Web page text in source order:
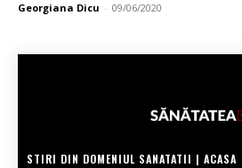
Georgiana Dicu - 09/06/2020
STIRI DIN DOMENIUL SANATATII | ACASA